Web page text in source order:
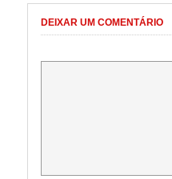
DEIXAR UM COMENTÁRIO